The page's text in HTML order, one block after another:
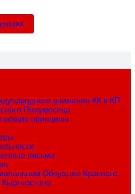
движения КК и КП
Полумесяца
принципы
письма
Обществе Красного